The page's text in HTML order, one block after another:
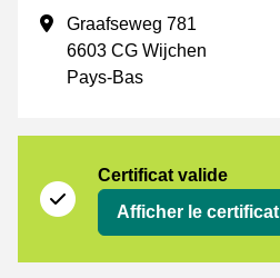
Adresse professionnelle
Graafseweg 781
6603 CG Wijchen
Pays-Bas
Certificat valide
Afficher le certificat